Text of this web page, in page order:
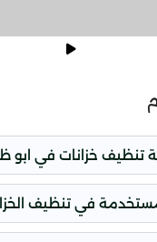
تنظيف خزانات في ابو
في تنظيف